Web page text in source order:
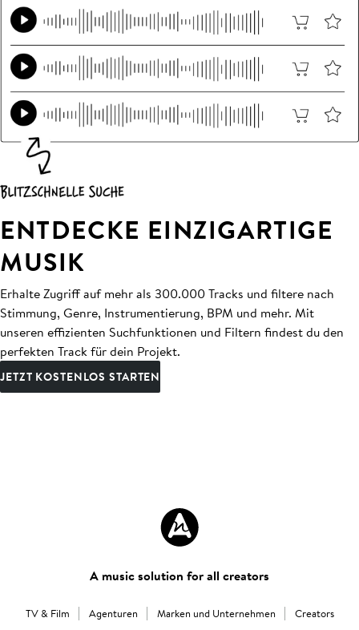
ENTDECKE EINZIGARTIGE
MUSIK
Erhalte Zugriff auf mehr als 300.000 Tracks und filtere nach
Stimmung, Genre, Instrumentierung, BPM und mehr. Mit
unseren effizienten Suchfunktionen und Filtern findest du den
perfekten Track für dein Projekt.
JETZT KOSTENLOS STARTEN
A music solution for all creators
TV & Film Agenturen Marken und Unternehmen Creators